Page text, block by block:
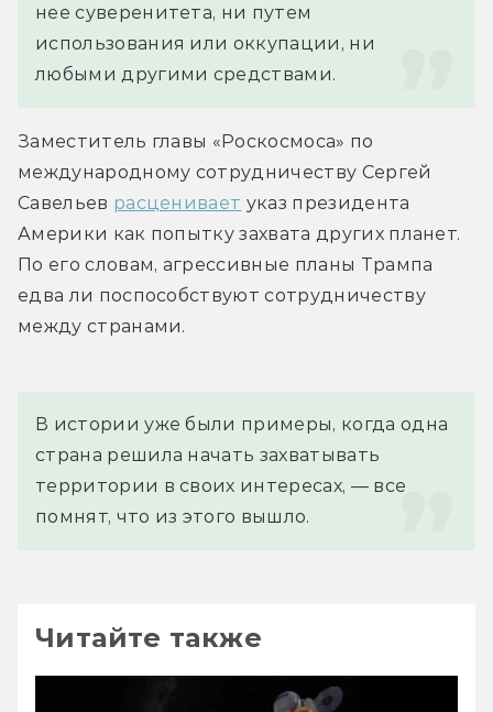
нее суверенитета, ни путем
использования или оккупации, ни
любыми другими средствами.
Заместитель главы «Роскосмоса» по
международному сотрудничеству Сергей
Савельев расценивает указ президента
Америки как попытку захвата других планет.
По его словам, агрессивные планы Трампа
едва ли поспособствуют сотрудничеству
между странами.
В истории уже были примеры, когда одна
страна решила начать захватывать
территории в своих интересах, — все
помнят, что из этого вышло.
Читайте также